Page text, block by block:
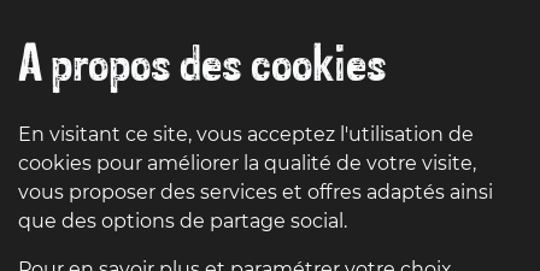
A propos des cookies
En visitant ce site, vous acceptez l'utilisation de
cookies pour améliorer la qualité de votre visite,
vous proposer des services et offres adaptés ainsi
que des options de partage social.